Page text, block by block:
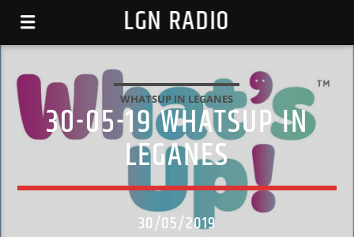
LGN RADIO
WHATSUP IN LEGANES
30-05-19 WHATSUP IN
LEGANES
30/05/2019